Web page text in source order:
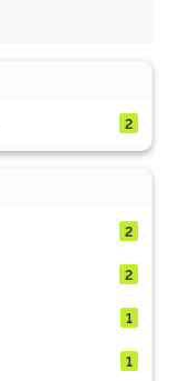
2
2
2
1
1